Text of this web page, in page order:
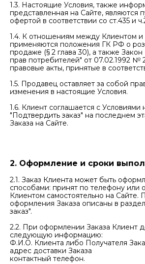
1.3. Настоящие Условия, также
представленная на Сайте, являются
офертой в соответствии со ст.435 и
1.4. К отношениям между Клиентом
применяются положения ГК РФ о
продаже (§ 2 глава 30), а также
прав потребителей" от 07.02.1992 №
правовые акты, принятые в
1.5. Продавец оставляет за собой
изменения в настоящие Условия.
1.6. Клиент соглашается с
"Подтвердить заказ" на последнем
Заказа на Сайте.
2. Оформление и сроки
2.1. Заказ Клиента может быть
способами: принят по телефону или
Клиентом самостоятельно на Сайте.
оформления Заказа описаны в
заказ".
2.2. При оформлении Заказа Клиент
следующую информацию:
Ф.И.О. Клиента либо Получателя
адрес доставки Заказа
контактный телефон.